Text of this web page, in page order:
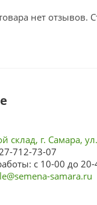
нет отзывов.
склад, г. Самара,
712-73-07
с 10-00 до
samara.ru